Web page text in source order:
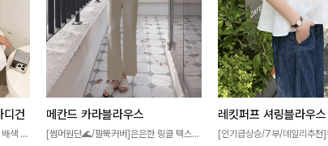
디건
색 스
메칸드 카라블라우스
[썸머원단🌊/팔뚝커버]은은한 링클 텍스처
레킷퍼프 셔링블라우스
[인기급상승/7부/데일리추천]